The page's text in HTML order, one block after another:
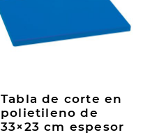
Tabla de corte en
polietileno de
33×23 cm espesor